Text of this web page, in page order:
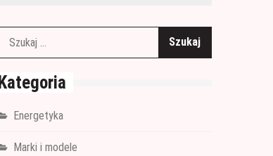
Kategoria
Energetyka
Marki i modele